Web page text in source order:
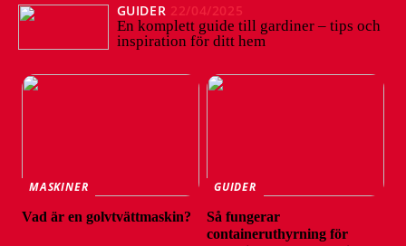
GUIDER 22/04/2025
En komplett guide till gardiner – tips och
inspiration för ditt hem
MASKINER
Vad är en golvtvättmaskin?
GUIDER
Så fungerar
containeruthyrning för